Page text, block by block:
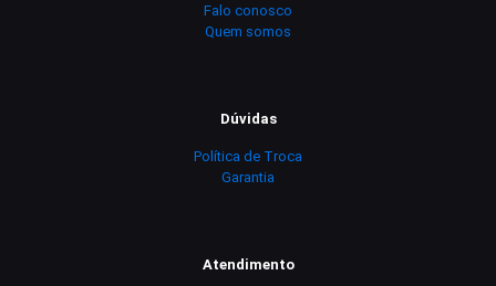
Falo conosco
Quem somos
Dúvidas
Política de Troca
Garantia
Atendimento